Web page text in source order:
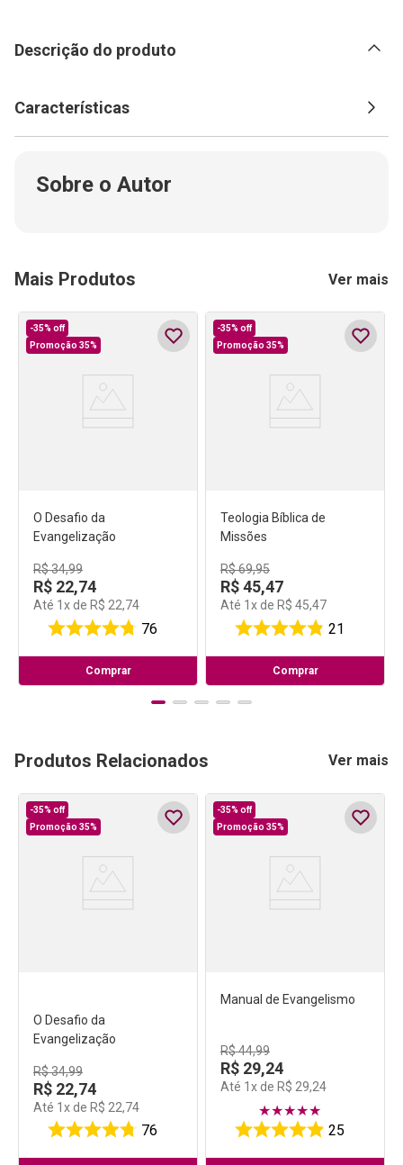
Descrição do produto
Características
Sobre o Autor
Mais Produtos Ver mais
-35% off
Promoção 35%
O Desafio da
Evangelização
R$34,99
R$ 22,74
Até 1 x de R$ 22,74
76
Comprar
-35% off
Promoção 35%
Teologia Bíblica de
Missões
R$69,95
R$45,47
Até 1 x de R$ 45,47
21
Comprar
Produtos Relacionados Ver mais
-35% off
Promoção 35%
O Desafio da
Evangelização
R$34,99
R$ 22,74
Até 1 x de R$ 22,74
76
-35% off
Promoção 35%
Manual de Evangelismo
R$44,99
R$ 29,24
Até 1 x de R$ 29,24
★★★★★
25